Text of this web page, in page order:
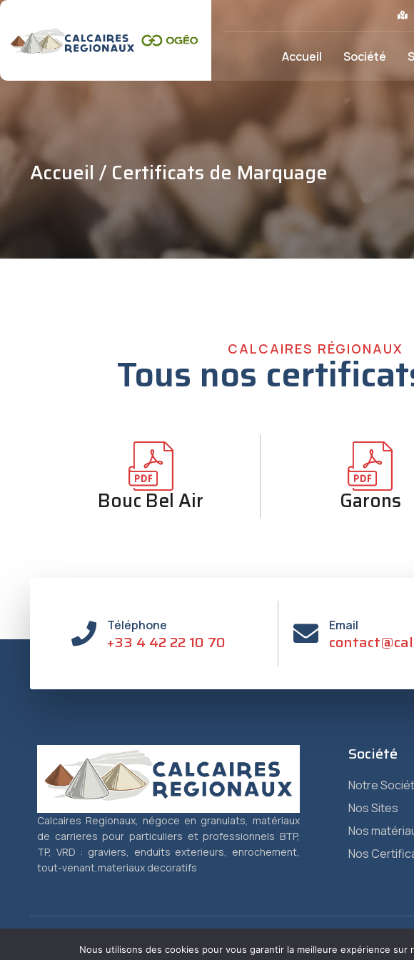
Accueil Société
Accueil / Certificats de Marquage
CALCAIRES RÉGIONAUX
Tous nos
Bouc Bel Air Garons
Téléphone
+33 4 42 22 10 70
Email
Calcaires Regionaux, négoce en granulats, matériaux
de carrieres pour particuliers et professionnels BTP,
TP, VRD : graviers, enduits exterieurs, enrochement,
tout-venant,materiaux decoratifs
Société
Notre
Nos Sites
Nos
Nos
Copyright © 2024 JL Communication
Nous utilisons des cookies pour vous garantir la meilleure expérience